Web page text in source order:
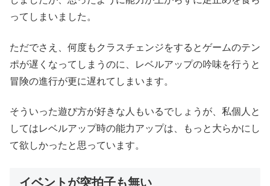
ってしまいました。
ただでさえ、何度もクラスチェンジをするとゲームのテン
ポが遅くなってしまうのに、レベルアップの吟味を行うと
冒険の進行が更に遅れてしまいます。
そういった遊び方が好きな人もいるでしょうが、私個人と
してはレベルアップ時の能力アップは、もっと大らかにし
て欲しかったと思っています。
イベントが突拍子も無い